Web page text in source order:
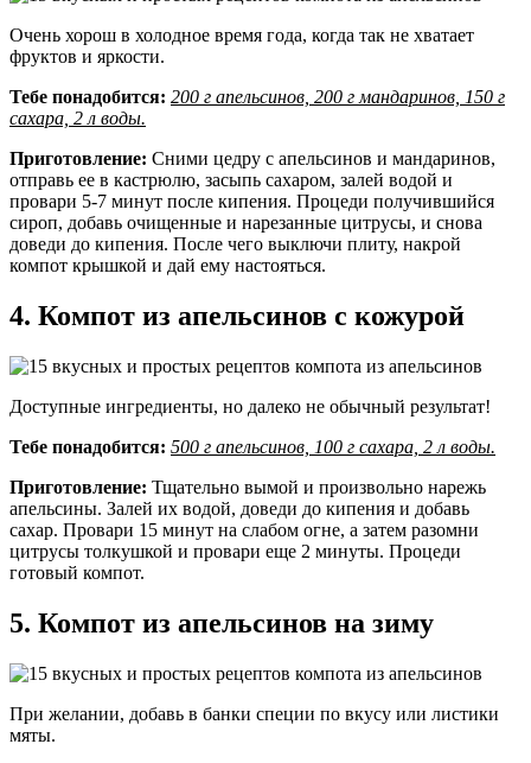
Очень хорош в холодное время года, когда так не хватает
фруктов и яркости.
Тебе понадобится: 200 г апельсинов, 200 г мандаринов, 150 г
сахара, 2 л воды.
Приготовление: Сними цедру с апельсинов и мандаринов,
отправь ее в кастрюлю, засыпь сахаром, залей водой и
провари 5-7 минут после кипения. Процеди получившийся
сироп, добавь очищенные и нарезанные цитрусы, и снова
доведи до кипения. После чего выключи плиту, накрой
компот крышкой и дай ему настояться.
4. Компот из апельсинов с кожурой
Доступные ингредиенты, но далеко не обычный результат!
Тебе понадобится: 500 г апельсинов, 100 г сахара, 2 л воды.
Приготовление: Тщательно вымой и произвольно нарежь
апельсины. Залей их водой, доведи до кипения и добавь
сахар. Провари 15 минут на слабом огне, а затем разомни
цитрусы толкушкой и провари еще 2 минуты. Процеди
готовый компот.
5. Компот из апельсинов на зиму
При желании, добавь в банки специи по вкусу или листики
мяты.